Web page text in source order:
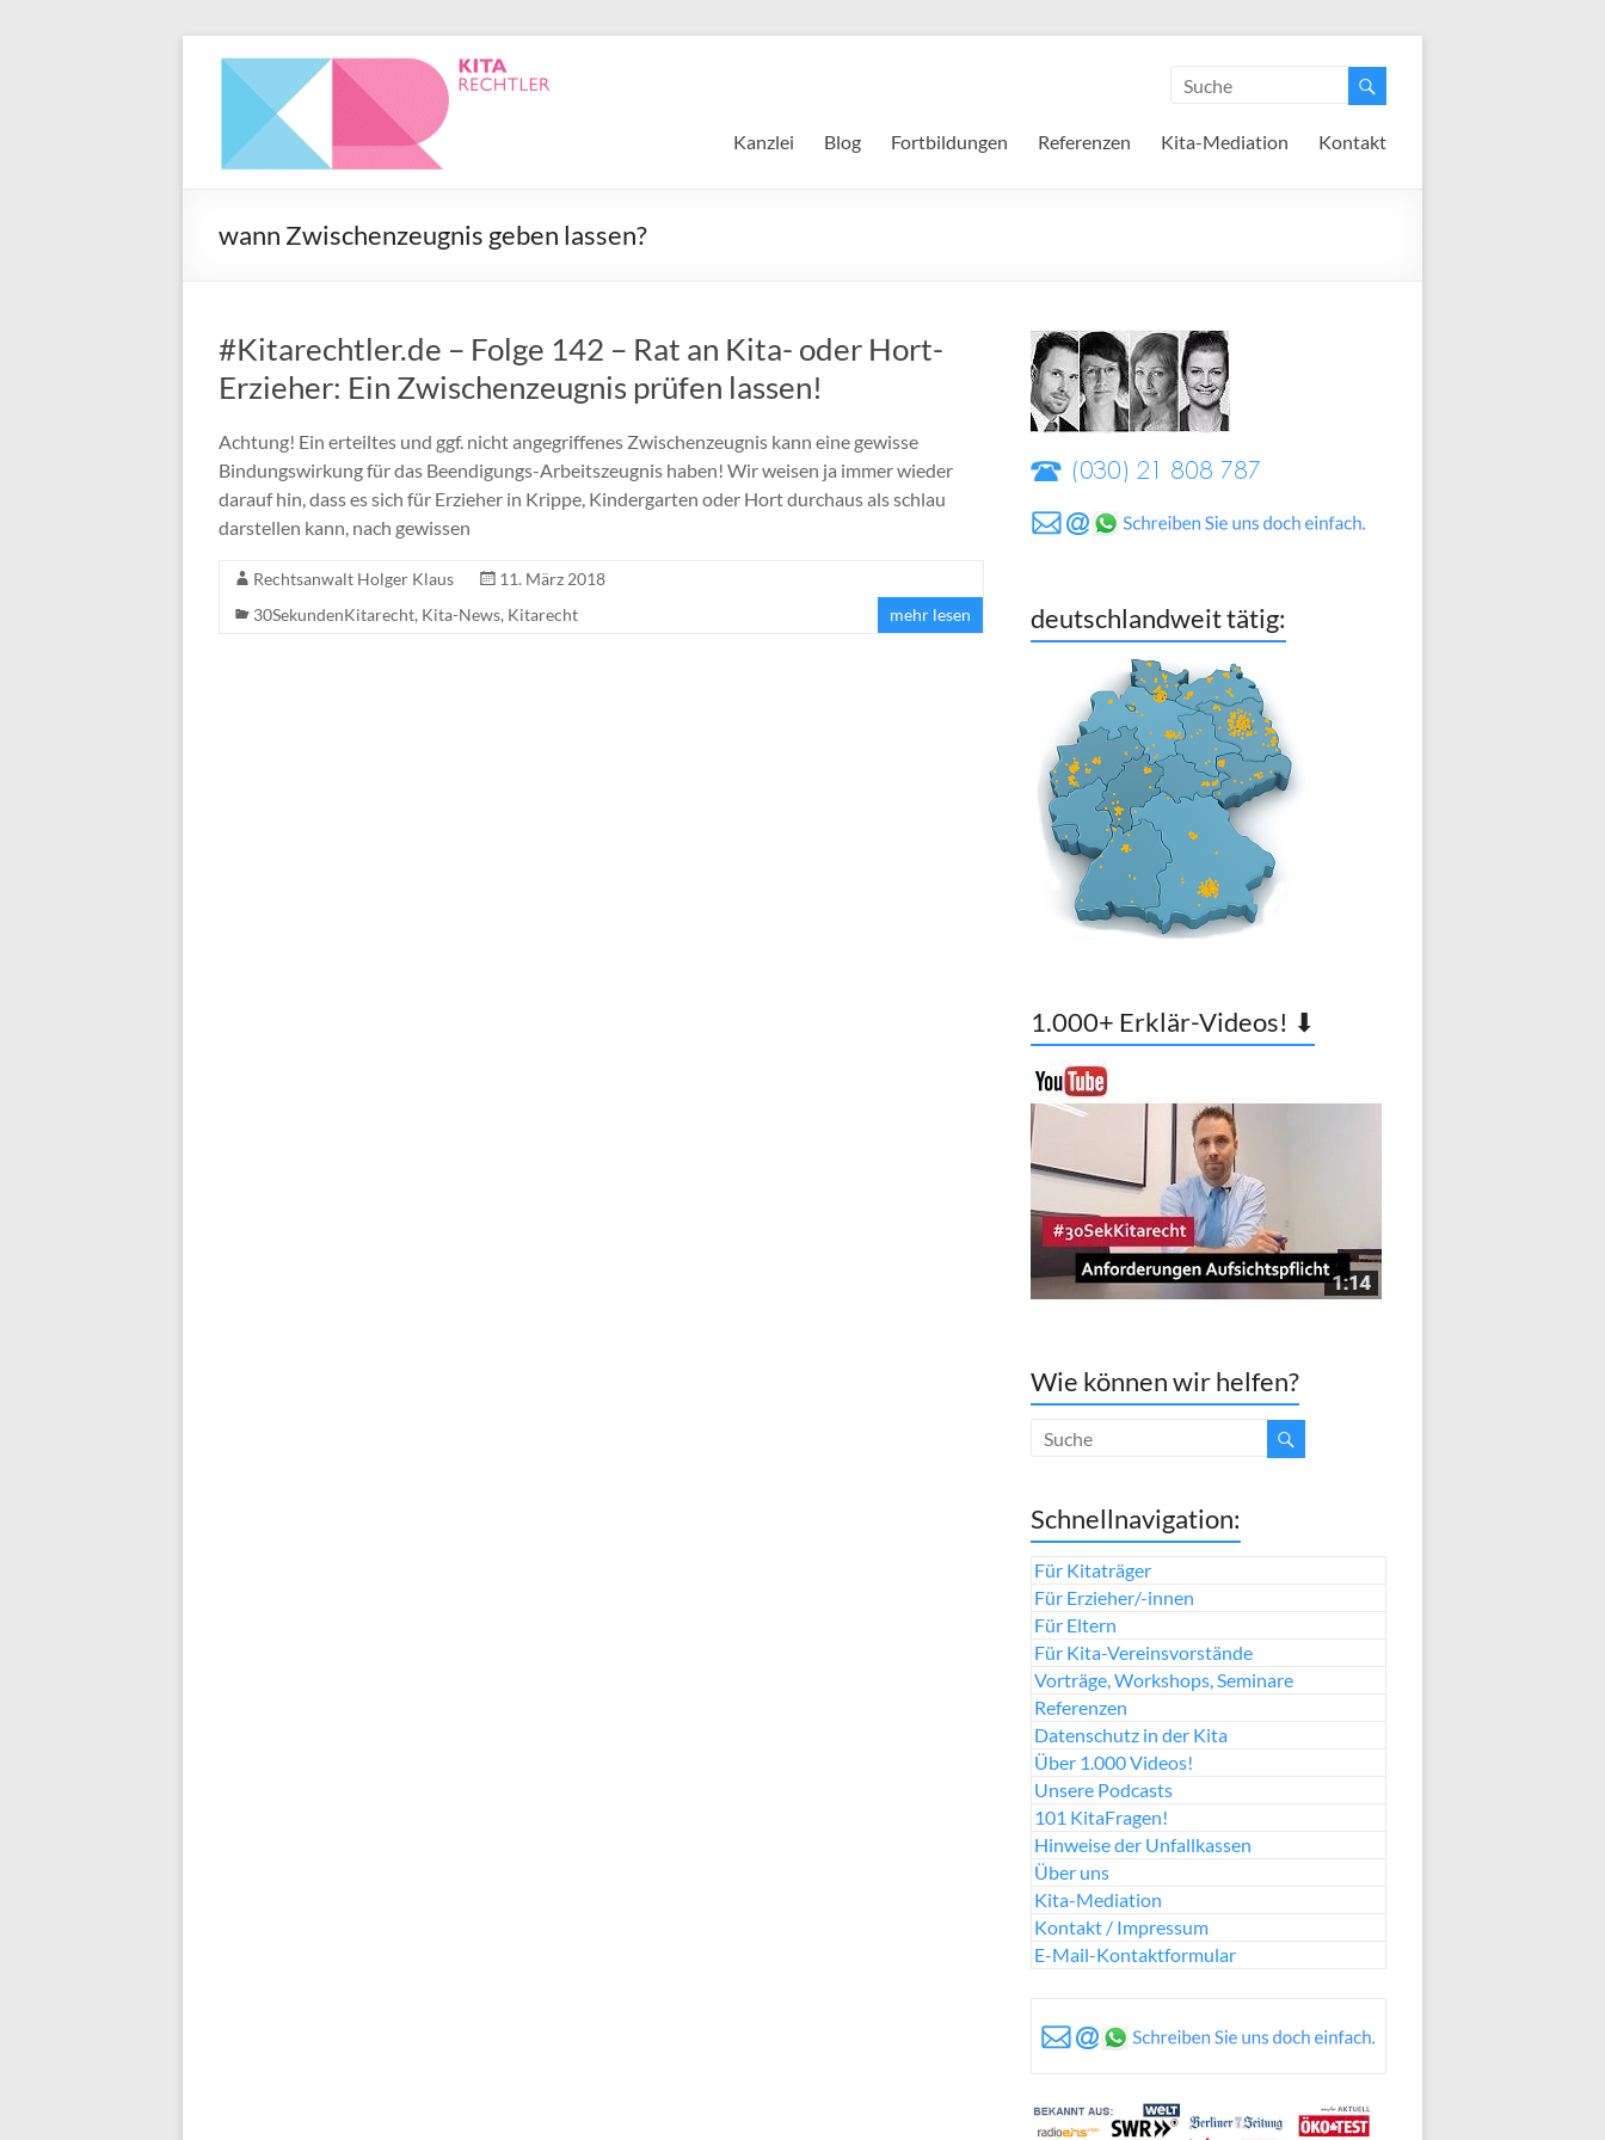
Kanzlei Blog Fortbildungen Referenzen Kita-Mediation Kontakt
wann Zwischenzeugnis geben lassen?
#Kitarechtler.de – Folge 142 – Rat an Kita- oder Hort-
Erzieher: Ein Zwischenzeugnis prüfen lassen!
Achtung! Ein erteiltes und ggf. nicht angegriffenes Zwischenzeugnis kann eine gewisse
Bindungswirkung für das Beendigungs-Arbeitszeugnis haben! Wir weisen ja immer wieder
darauf hin, dass es sich für Erzieher in Krippe, Kindergarten oder Hort durchaus als schlau
darstellen kann, nach gewissen
Rechtsanwalt Holger Klaus
11. März 2018
30SekundenKitarecht, Kita-News, Kitarecht mehr lesen deutschlandweit tätig:
1.000+ Erklär-Videos! ⬇
Wie können wir helfen?
Schnellnavigation:
Für Kitaträger
Für Erzieher/-innen
Für Eltern
Für Kita-Vereinsvorstände
Vorträge, Workshops, Seminare
Referenzen
Datenschutz in der Kita
Über 1.000 Videos!
Unsere Podcasts
101 KitaFragen!
Hinweise der Unfallkassen
Über uns
Kita-Mediation
Kontakt / Impressum
E-Mail-Kontaktformular